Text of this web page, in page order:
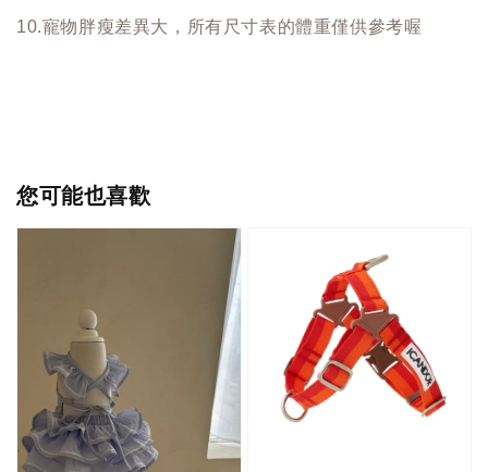
10.寵物胖瘦差異大，所有尺寸表的體重僅供參考喔
您可能也喜歡